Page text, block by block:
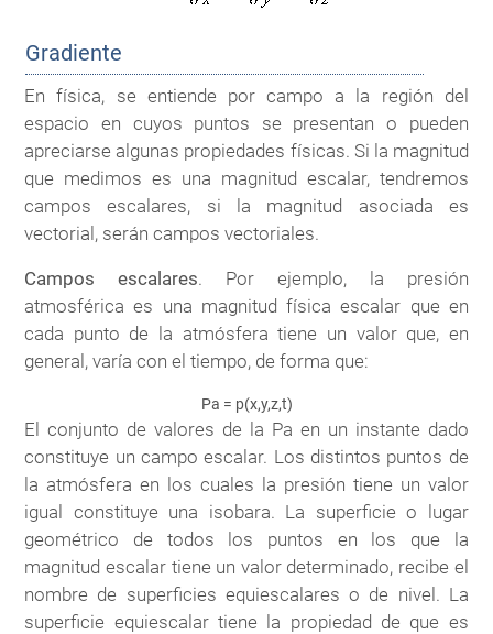
Gradiente
En física, se entiende por campo a la región del
espacio en cuyos puntos se presentan o pueden
apreciarse algunas propiedades físicas. Si la magnitud
que medimos es una magnitud escalar, tendremos
campos escalares, si la magnitud asociada es
vectorial, serán campos vectoriales.
Campos escalares. Por ejemplo, la presión
atmosférica es una magnitud física escalar que en
cada punto de la atmósfera tiene un valor que, en
general, varía con el tiempo, de forma que:
Pa = p(x,y,z,t)
El conjunto de valores de la Pa en un instante dado
constituye un campo escalar. Los distintos puntos de
la atmósfera en los cuales la presión tiene un valor
igual constituye una isobara. La superficie o lugar
geométrico de todos los puntos en los que la
magnitud escalar tiene un valor determinado, recibe el
nombre de superficies equiescalares o de nivel. La
superficie equiescalar tiene la propiedad de que es